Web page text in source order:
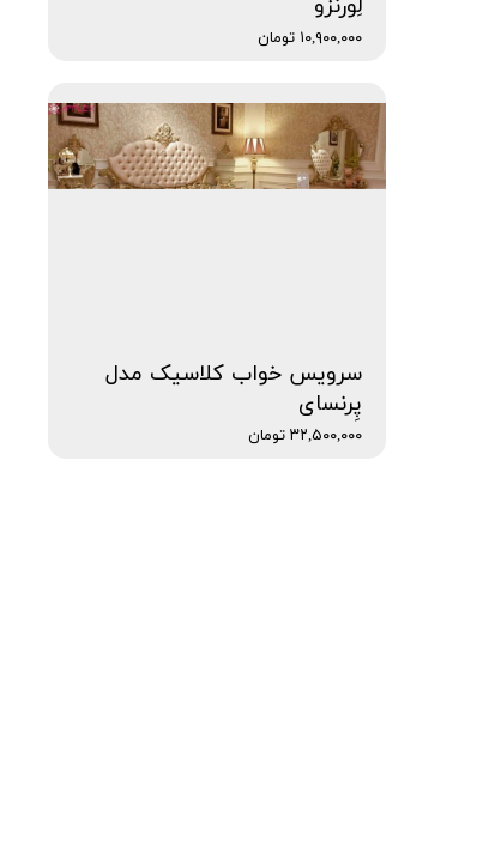
لِورنزو
۱۰,۹۰۰,۰۰۰ تومان
سرویس خواب کلاسیک مدل
پِرنسای
۳۲,۵۰۰,۰۰۰ تومان